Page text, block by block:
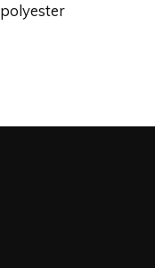
polyester